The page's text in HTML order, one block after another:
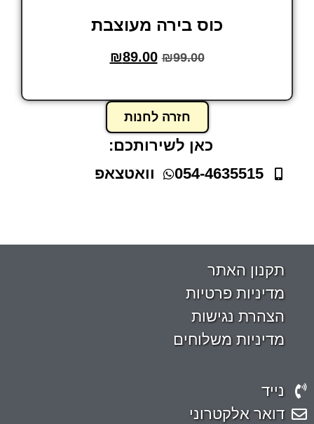
כוס בירה מעוצבת
₪99.00
₪89.00
חזרה לחנות
כאן לשירותכם:
054-4635515
וואטצאפ
תקנון האתר
מדיניות פרטיות
הצהרת נגישות
מדיניות משלוחים
נייד
דואר אלקטרוני